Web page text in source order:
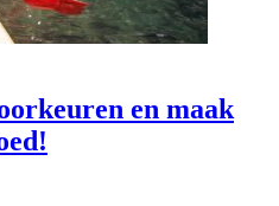
en maak